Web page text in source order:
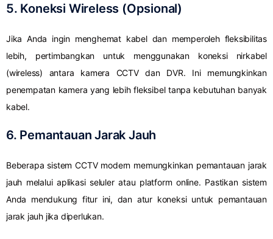
5. Koneksi Wireless (Opsional)
Jika Anda ingin menghemat kabel dan memperoleh fleksibilitas
lebih, pertimbangkan untuk menggunakan koneksi nirkabel
(wireless) antara kamera CCTV dan DVR. Ini memungkinkan
penempatan kamera yang lebih fleksibel tanpa kebutuhan banyak
kabel.
6. Pemantauan Jarak Jauh
Beberapa sistem CCTV modern memungkinkan pemantauan jarak
jauh melalui aplikasi seluler atau platform online. Pastikan sistem
Anda mendukung fitur ini, dan atur koneksi untuk pemantauan
jarak jauh jika diperlukan.